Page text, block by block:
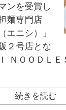
ンを受賞し
麺専門店
エニシ）」
２号店とな
ＮＯＯＤＬＥ
続きを読む